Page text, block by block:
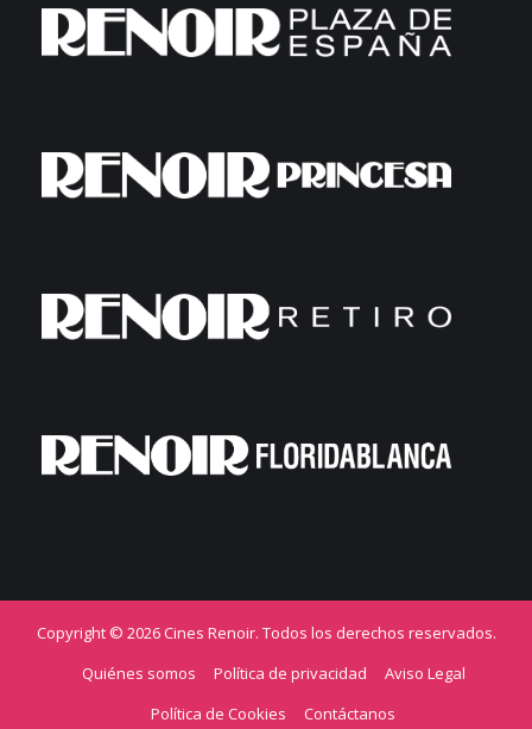
Copyright © 2026 Cines Renoir. Todos los derechos reservados.
Quiénes somos
Política de privacidad
Aviso Legal
Política de Cookies
Contáctanos